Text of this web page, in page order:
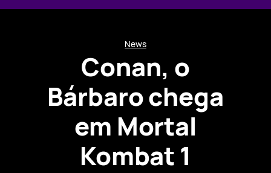
News
Conan, o
Bárbaro chega
em Mortal
Kombat 1